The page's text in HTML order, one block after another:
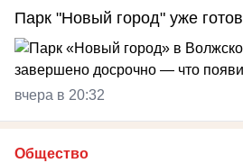
Парк "Новый город" уже готов
вчера в 20:32
Общество